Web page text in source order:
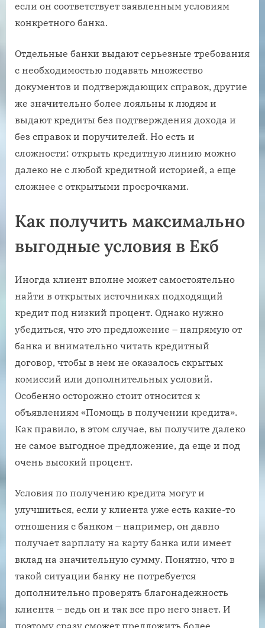
если он соответствует заявленным условиям
конкретного банка.
Отдельные банки выдают серьезные требования
с необходимостью подавать множество
документов и подтверждающих справок, другие
же значительно более лояльны к людям и
выдают кредиты без подтверждения дохода и
без справок и поручителей. Но есть и
сложности: открыть кредитную линию можно
далеко не с любой кредитной историей, а еще
сложнее с открытыми просрочками.
Как получить максимально
выгодные условия в Екб
Иногда клиент вполне может самостоятельно
найти в открытых источниках подходящий
кредит под низкий процент. Однако нужно
убедиться, что это предложение – напрямую от
банка и внимательно читать кредитный
договор, чтобы в нем не оказалось скрытых
комиссий или дополнительных условий.
Особенно осторожно стоит относится к
объявлениям «Помощь в получении кредита».
Как правило, в этом случае, вы получите далеко
не самое выгодное предложение, да еще и под
очень высокий процент.
Условия по получению кредита могут и
улучшиться, если у клиента уже есть какие-то
отношения с банком – например, он давно
получает зарплату на карту банка или имеет
вклад на значительную сумму. Понятно, что в
такой ситуации банку не потребуется
дополнительно проверять благонадежность
клиента – ведь он и так все про него знает. И
поэтому сразу сможет предложить более